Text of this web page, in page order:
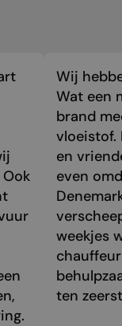
Wij
Wat een
brand
vloeistof.
en
even
weekjes
ten